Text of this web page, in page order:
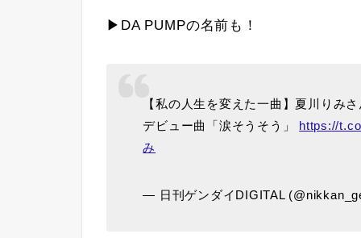
▶DA PUMPの名前も！
【私の人生を変えた一曲】夏川りみ
デビュー曲「涙そうそう」 https://
み
— 日刊ゲンダイDIGITAL